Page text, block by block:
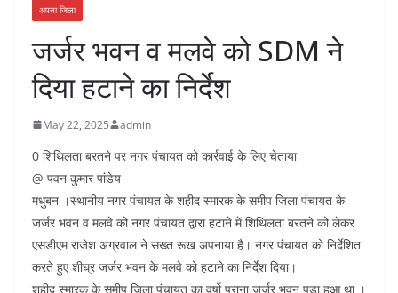
अपना जिला
जर्जर भवन व मलवे को SDM ने
दिया हटाने का निर्देश
May 22, 2025 admin
0 शिथिलता बरतने पर नगर पंचायत को कार्रवाई के लिए चेताया
@ पवन कुमार पांडेय
मधुबन ।स्थानीय नगर पंचायत के शहीद स्मारक के समीप जिला पंचायत के
जर्जर भवन व मलवे को नगर पंचायत द्वारा हटाने में शिथिलता बरतने को लेकर
एसडीएम राजेश अग्रवाल ने सख्त रूख अपनाया है। नगर पंचायत को निर्देशित
करते हुए शीघ्र जर्जर भवन के मलवे को हटाने का निर्देश दिया।
शहीद स्मारक के समीप जिला पंचायत का वर्षो पुराना जर्जर भवन पड़ा हुआ था ।